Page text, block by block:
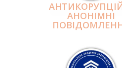
АНОНІМНІ